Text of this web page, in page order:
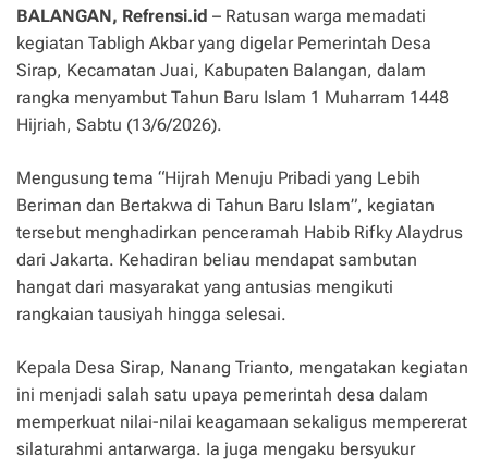
BALANGAN, Refrensi.id – Ratusan warga memadati
kegiatan Tabligh Akbar yang digelar Pemerintah Desa
Sirap, Kecamatan Juai, Kabupaten Balangan, dalam
rangka menyambut Tahun Baru Islam 1 Muharram 1448
Hijriah, Sabtu (13/6/2026).
Mengusung tema “Hijrah Menuju Pribadi yang Lebih
Beriman dan Bertakwa di Tahun Baru Islam”, kegiatan
tersebut menghadirkan penceramah Habib Rifky Alaydrus
dari Jakarta. Kehadiran beliau mendapat sambutan
hangat dari masyarakat yang antusias mengikuti
rangkaian tausiyah hingga selesai.
Kepala Desa Sirap, Nanang Trianto, mengatakan kegiatan
ini menjadi salah satu upaya pemerintah desa dalam
memperkuat nilai-nilai keagamaan sekaligus mempererat
silaturahmi antarwarga. Ia juga mengaku bersyukur